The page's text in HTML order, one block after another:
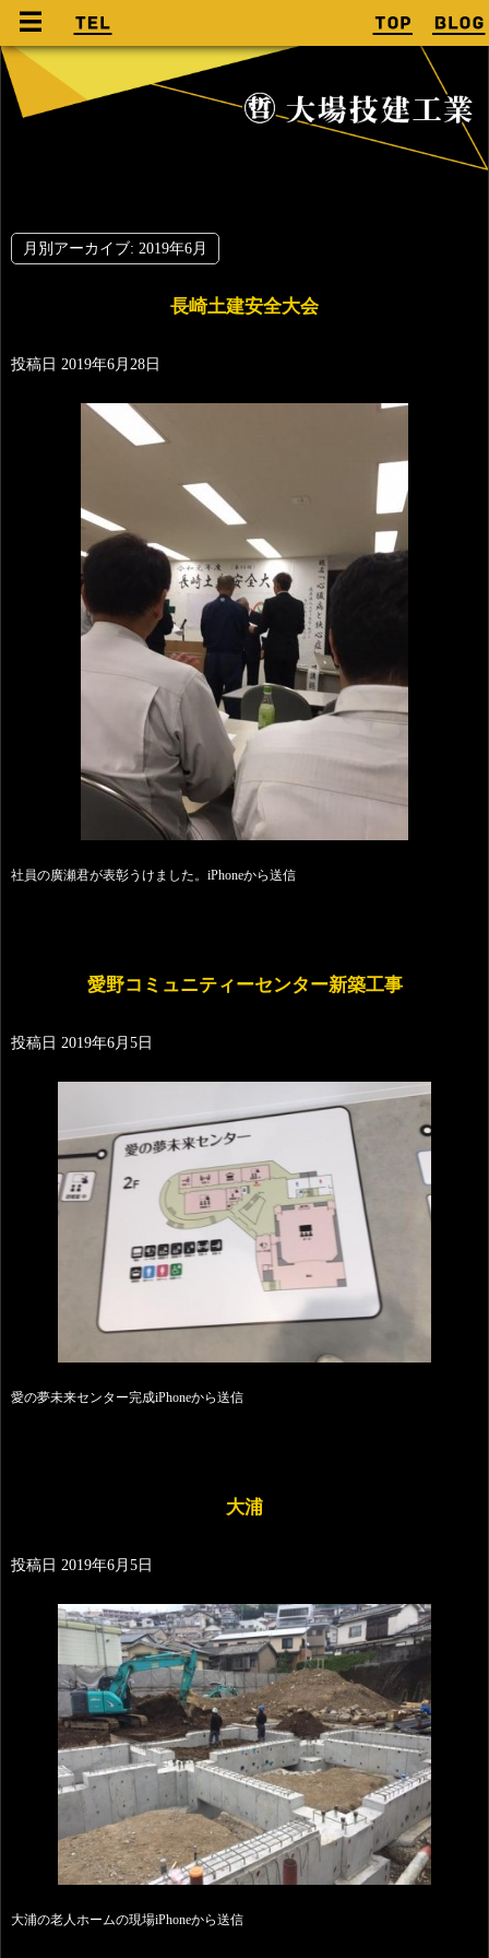
月別アーカイブ: 2019年6月
長崎土建安全大会
投稿日 2019年6月28日
社員の廣瀬君が表彰うけました。iPhoneから送信
愛野コミュニティーセンター新築工事
投稿日 2019年6月5日
愛の夢未来センター完成iPhoneから送信
大浦
投稿日 2019年6月5日
大浦の老人ホームの現場iPhoneから送信